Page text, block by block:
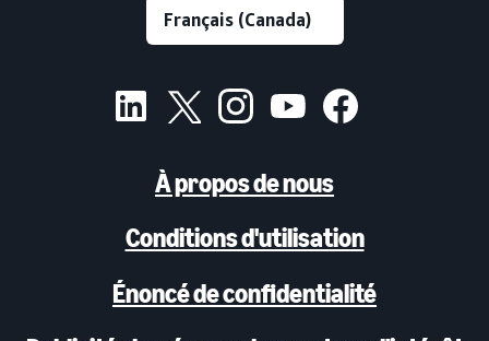
À propos de nous
Conditions d'utilisation
Énoncé de confidentialité